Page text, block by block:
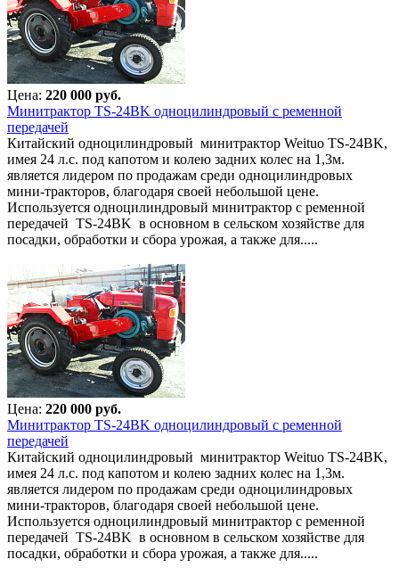
Цена: 220 000 руб.
Минитрактор TS-24BK одноцилиндровый с ременной
передачей
Китайский одноцилиндровый минитрактор Weituo TS-24BK,
имея 24 л.с. под капотом и колею задних колес на 1,3м.
является лидером по продажам среди одноцилиндровых
мини-тракторов, благодаря своей небольшой цене.
Используется одноцилиндровый минитрактор с ременной
передачей TS-24BK в основном в сельском хозяйстве для
посадки, обработки и сбора урожая, а также для.....
Цена: 220 000 руб.
Минитрактор TS-24BK одноцилиндровый с ременной
передачей
Китайский одноцилиндровый минитрактор Weituo TS-24BK,
имея 24 л.с. под капотом и колею задних колес на 1,3м.
является лидером по продажам среди одноцилиндровых
мини-тракторов, благодаря своей небольшой цене.
Используется одноцилиндровый минитрактор с ременной
передачей TS-24BK в основном в сельском хозяйстве для
посадки, обработки и сбора урожая, а также для.....